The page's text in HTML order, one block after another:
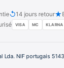
↺14 jours retour★
VISA MC KLARNA
Lda. NIF portugais